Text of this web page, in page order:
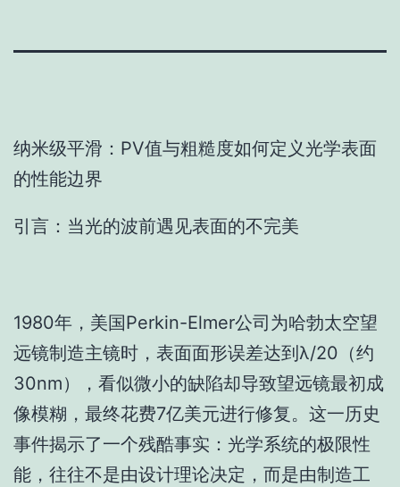
纳米级平滑：PV值与粗糙度如何定义光学表面
的性能边界
引言：当光的波前遇见表面的不完美
1980年，美国Perkin-Elmer公司为哈勃太空望
远镜制造主镜时，表面面形误差达到λ/20（约
30nm），看似微小的缺陷却导致望远镜最初成
像模糊，最终花费7亿美元进行修复。这一历史
事件揭示了一个残酷事实：光学系统的极限性
能，往往不是由设计理论决定，而是由制造工